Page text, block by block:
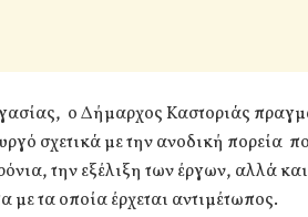
ο Δήμαρχος Καστοριάς
σχετικά με την ανοδική πορεία
την εξέλιξη των έργων, αλλά και
με τα οποία έρχεται αντιμέτωπος.